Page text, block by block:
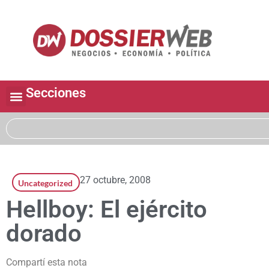
Secciones
Uncategorized 27 octubre, 2008
Hellboy: El ejército
dorado
Compartí esta nota